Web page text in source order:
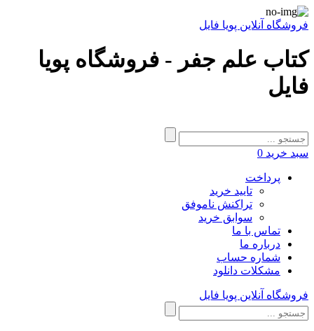
فروشگاه آنلاین پویا فایل
کتاب علم جفر - فروشگاه پویا
فایل
سبد خرید 0
پرداخت
تایید خرید
تراکنش ناموفق
سوابق خرید
تماس با ما
درباره ما
شماره حساب
مشکلات دانلود
فروشگاه آنلاین پویا فایل